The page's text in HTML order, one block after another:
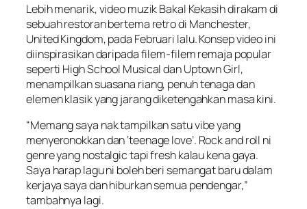
Lebih menarik, video muzikBakal Kekasihdirakam di
sebuah restoran bertema retro di Manchester,
United Kingdom, pada Februari lalu. Konsep video ini
diinspirasikan daripada filem-filem remaja popular
seperti High School MusicaldanUptown Girl,
menampilkan suasana riang, penuh tenaga dan
elemen klasik yang jarang diketengahkan masa kini.
“Memang saya nak tampilkan satu vibe yang
menyeronokkan dan ‘teenage love’. Rock and roll ni
genre yang nostalgic tapi fresh kalau kena gaya.
Saya harap lagu ni boleh beri semangat baru dalam
kerjaya saya dan hiburkan semua pendengar,”
tambahnya lagi.